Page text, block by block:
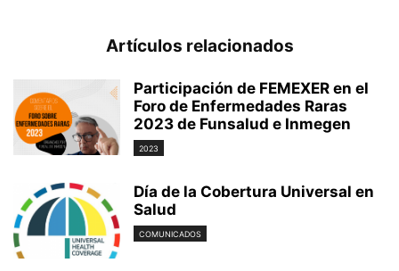
Artículos relacionados
Participación de FEMEXER en el
Foro de Enfermedades Raras
2023 de Funsalud e Inmegen
2023
Día de la Cobertura Universal en
Salud
COMUNICADOS